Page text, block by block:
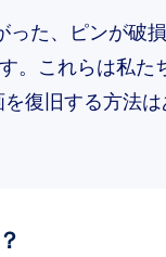
った、ピンが破
。これらは私た
復旧する方法